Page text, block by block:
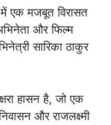
में एक मजबूत विरासत
और फिल्म
सारिका ठाकुर
हासन है, जो एक
और राजलक्ष्मी